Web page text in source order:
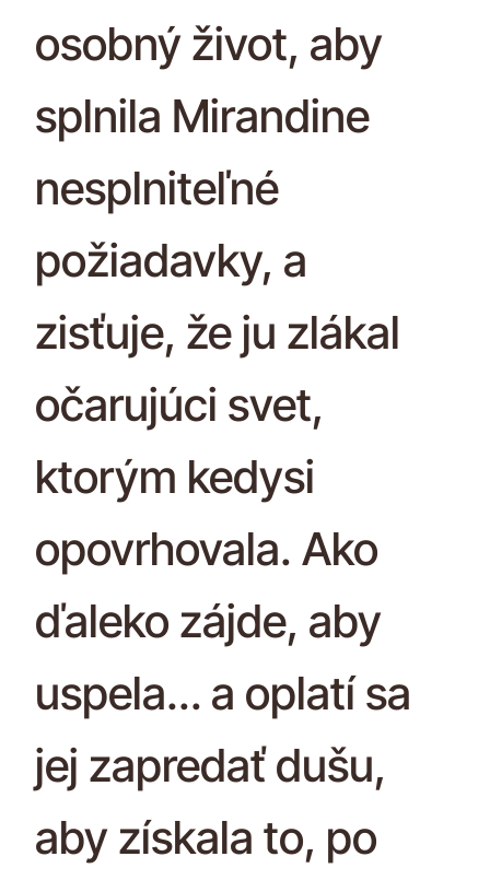
osobný život, aby
splnila Mirandine
nesplniteľné
požiadavky, a
zisťuje, že ju zlákal
očarujúci svet,
ktorým kedysi
opovrhovala. Ako
ďaleko zájde, aby
uspela… a oplatí sa
jej zapredať dušu,
aby získala to, po